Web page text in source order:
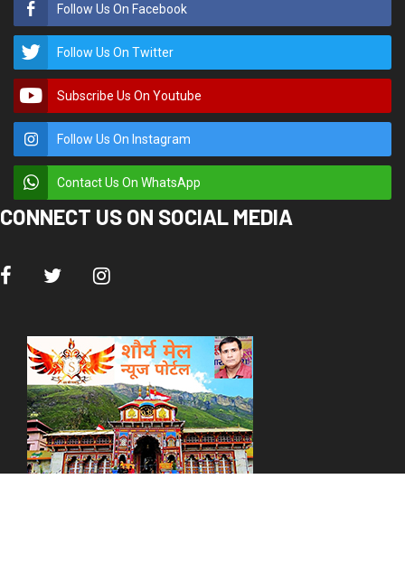
Follow Us On Facebook
Follow Us On Twitter
Subscribe Us On Youtube
Follow Us On Instagram
Contact Us On WhatsApp
CONNECT US ON SOCIAL MEDIA